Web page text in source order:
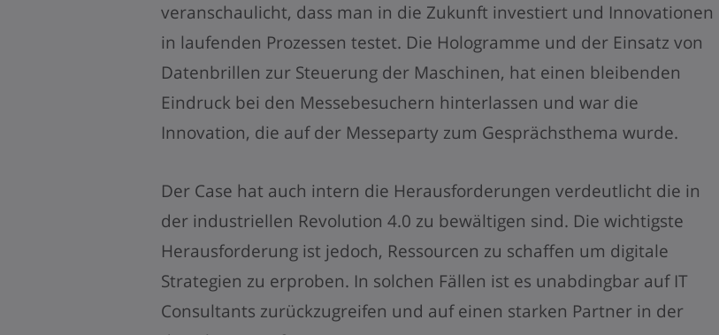
veranschaulicht, dass man in die Zukunft investiert und Innovationen
in laufenden Prozessen testet. Die Hologramme und der Einsatz von
Datenbrillen zur Steuerung der Maschinen, hat einen bleibenden
Eindruck bei den Messebesuchern hinterlassen und war die
Innovation, die auf der Messeparty zum Gesprächsthema wurde.
Der Case hat auch intern die Herausforderungen verdeutlicht die in
der industriellen Revolution 4.0 zu bewältigen sind. Die wichtigste
Herausforderung ist jedoch, Ressourcen zu schaffen um digitale
Strategien zu erproben. In solchen Fällen ist es unabdingbar auf IT
Consultants zurückzugreifen und auf einen starken Partner in der